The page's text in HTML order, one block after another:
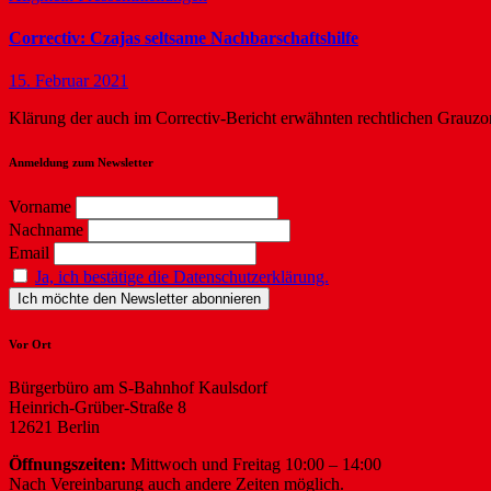
Correctiv: Czajas seltsame Nachbarschaftshilfe
15. Februar 2021
Klärung der auch im Correctiv-Bericht erwähnten rechtlichen
Anmeldung zum Newsletter
Vorname
Nachname
Email
Ja, ich bestätige die Datenschutzerklärung.
Vor Ort
Bürgerbüro am S-Bahnhof Kaulsdorf
Heinrich-Grüber-Straße 8
12621 Berlin
Öffnungszeiten: Mittwoch und Freitag 10:00 – 14:00
Nach Vereinbarung auch andere Zeiten möglich.